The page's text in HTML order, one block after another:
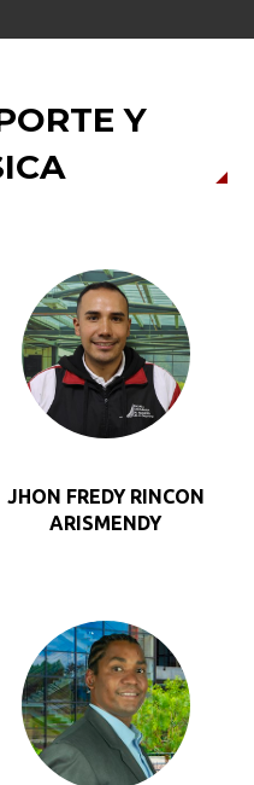
Y
JHON FREDY RINCON
ARISMENDY